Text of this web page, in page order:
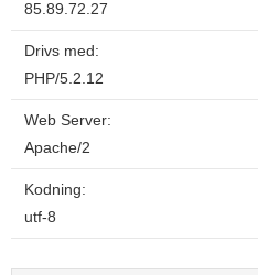
85.89.72.27
Drivs med:
PHP/5.2.12
Web Server:
Apache/2
Kodning:
utf-8